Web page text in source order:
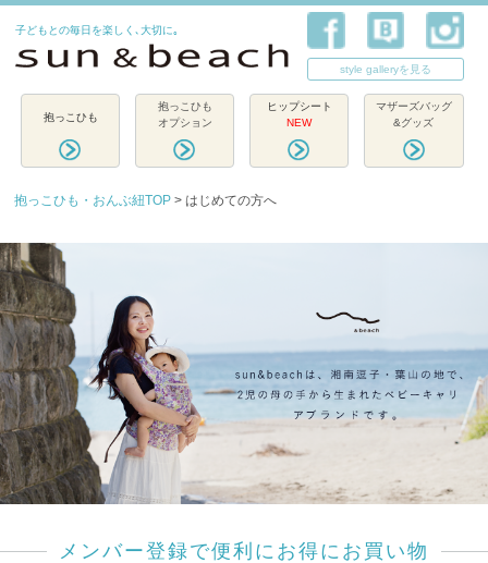
子どもとの毎日を楽しく､大切に｡
style galleryを見る
抱っこひも
抱っこひも
オプション
ヒップシート
NEW
マザーズバッグ
&グッズ
抱っこひも・おんぶ紐TOP > はじめての方へ
メンバー登録で便利にお得にお買い物